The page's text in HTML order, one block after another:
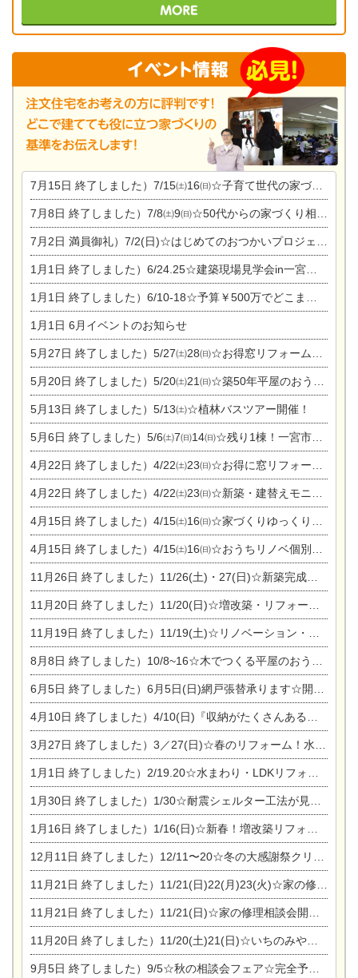
7月15日 終了しました）7/15㈯16㈰☆子育て世代の家づくり相談会
7月8日 終了しました）7/8㈯9㈰☆50代からの家づくり相談会
7月2日 満員御礼）7/2(日)☆はじめてのおつかいプロジェクト
1月1日 終了しました）6/24.25☆建築現場見学会in一宮市木曽川町
1月1日 終了しました）6/10-18☆予算￥500万でどこまでできるの？リフォーム相談会
1月1日 6月イベントのお知らせ
5月27日 終了しました）5/27㈯28㈰☆お得窓リフォーム個別相談会
5月20日 終了しました）5/20㈯21㈰☆築50年平屋のおうちリノベーション完成見学会
5月13日 終了しました）5/13㈯☆植林バスツアー開催！
5月6日 終了しました）5/6㈯7㈰14㈰☆残り1棟！一宮市限定モニター募集相談会(新築・建替え)
4月22日 終了しました）4/22㈯23㈰☆お得に窓リフォーム個別相談会
4月22日 終了しました）4/22㈯23㈰☆新築・建替えモニター募集個別相談会
4月15日 終了しました）4/15㈯16㈰☆家づくりゆっくりじっくり個別相談会
4月15日 終了しました）4/15㈯16㈰☆おうちリノベ個別相談会
11月26日 終了しました）11/26(土)・27(日)☆新築完成見学会 in一宮市あずら
11月20日 終了しました）11/20(日)☆増改築・リフォームまつり＆秋の味覚まつり＆芸術祭
11月19日 終了しました）11/19(土)☆リノベーション・家の修理まつり＆増改築・リフォームまつりin扶桑ゴルフ
8月8日 終了しました）10/8~16☆木でつくる平屋のおうちのつくり方【完全予約制】
6月5日 終了しました）6月5日(日)網戸張替承ります☆開催！
4月10日 終了しました）4/10(日)『収納がたくさんあるおうち現場見学会』
3月27日 終了しました）3／27(日)☆春のリフォーム！水まわりLDKリフォーム相談会&今がチャンス！エアコン相談会
1月1日 終了しました）2/19.20☆水まわり・LDKリフォーム相談会＆エアコン相談会
1月30日 終了しました）1/30☆耐震シェルター工法が見れる完成見学会
1月16日 終了しました）1/16(日)☆新春！増改築リフォーム&家の修理まつり
12月11日 終了しました）12/11〜20☆冬の大感謝祭クリスマス相談会開催
11月21日 終了しました）11/21(日)22(月)23(火)☆家の修理まつり＆増改築リフォーム相談会
11月21日 終了しました）11/21(日)☆家の修理相談会開催 in 扶桑オークビレッジ
11月20日 終了しました）11/20(土)21(日)☆いちのみや逸品市に出店します【ひのきのバラ販売】
9月5日 終了しました）9/5☆秋の相談会フェア☆完全予約制